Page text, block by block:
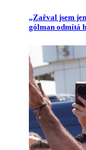
„Zařval jsem
gólman odmítá